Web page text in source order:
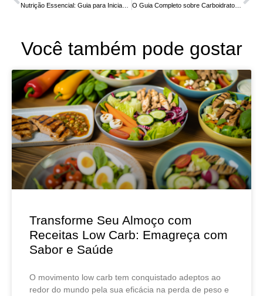
O Guia Completo sobre Carboidratos na Dieta: Horário, Qualidade e Quantidade Ideal
Você também pode gostar
Transforme Seu Almoço com
Receitas Low Carb: Emagreça com
Sabor e Saúde
O movimento low carb tem conquistado adeptos ao
redor do mundo pela sua eficácia na perda de peso e